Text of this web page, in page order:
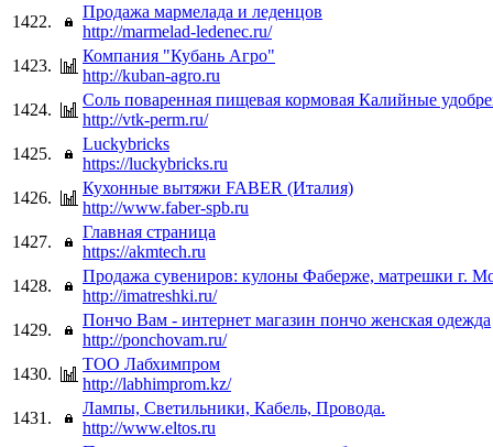
1422.
Продажа мармелада и леденцов
http://marmelad-ledenec.ru/
1423.
Компания "Кубань Агро"
http://kuban-agro.ru
1424.
Соль поваренная пищевая кормовая Калийные
http://vtk-perm.ru/
1425.
Luckybricks
https://luckybricks.ru
1426.
Кухонные вытяжи FABER (Италия)
http://www.faber-spb.ru
1427.
Главная страница
https://akmtech.ru
1428.
Продажа сувениров: кулоны Фаберже, матрешки г.
http://imatreshki.ru/
1429.
Пончо Вам - интернет магазин пончо женская одежда
http://ponchovam.ru/
1430.
ТОО Лабхимпром
http://labhimprom.kz/
1431.
Лампы, Светильники, Кабель, Провода.
http://www.eltos.ru